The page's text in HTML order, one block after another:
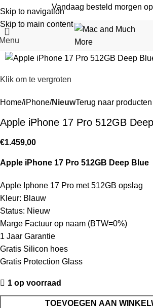
Skip to navigation
Skip to main content
Vandaag besteld morgen
Klik om te vergroten
Home iPhone NieuwTerug naar producten
Apple iPhone 17 Pro 512GB
€1.459,00
Apple iPhone 17 Pro 512GB Deep Blue
Apple Iphone 17 Pro met 512GB opslag
Kleur: Blauw
Status: Nieuw
Marge Factuur op naam (BTW=0%)
1 Jaar Garantie
Gratis Silicon hoes
Gratis Protection Glass
1 op voorraad
TOEVOEGEN AAN